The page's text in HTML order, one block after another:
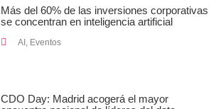
Más del 60% de las inversiones corporativas
se concentran en inteligencia artificial
AI Eventos
CDO Day: Madrid acogerá el mayor